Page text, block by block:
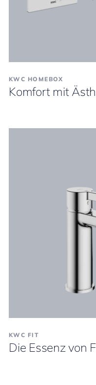
KWC HOMEBOX
Komfort mit
KWC FIT
Die Essenz von